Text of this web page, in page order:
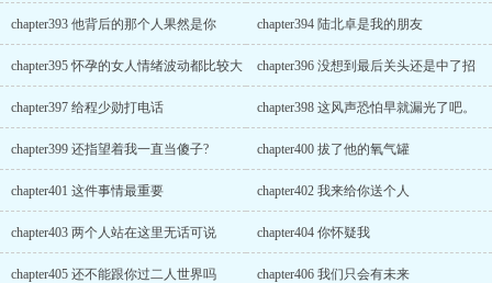
chapter393 他背后的那个人果然是你 chapter394 陆北卓是我的朋友
chapter395 怀孕的女人情绪波动都比较大 chapter396 没想到最后关头还是中了招
chapter397 给程少勋打电话 chapter398 这风声恐怕早就漏光了吧。
chapter399 还指望着我一直当傻子? chapter400 拔了他的氧气罐
chapter401 这件事情最重要 chapter402 我来给你送个人
chapter403 两个人站在这里无话可说 chapter404 你怀疑我
chapter405 还不能跟你过二人世界吗 chapter406 我们只会有未来